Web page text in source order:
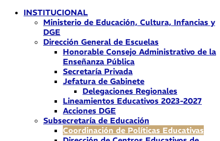
INSTITUCIONAL
Ministerio de Educación, Cultura, Infancias y
DGE
Dirección General de Escuelas
Honorable Consejo Administrativo de la
Enseñanza Pública
Secretaría Privada
Jefatura de Gabinete
Delegaciones Regionales
Lineamientos Educativos 2023-2027
Acciones DGE
Subsecretaría de Educación
Coordinación de Políticas Educativas